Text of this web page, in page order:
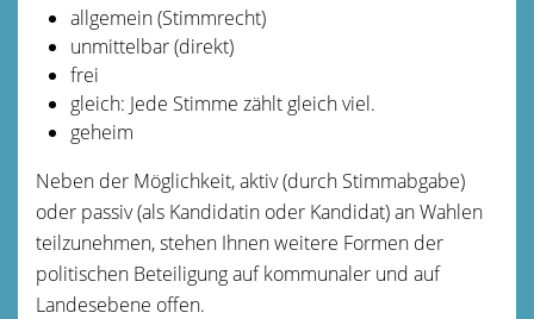
allgemein (Stimmrecht)
unmittelbar (direkt)
frei
gleich: Jede Stimme zählt gleich viel.
geheim
Neben der Möglichkeit, aktiv (durch Stimmabgabe)
oder passiv (als Kandidatin oder Kandidat) an Wahlen
teilzunehmen, stehen Ihnen weitere Formen der
politischen Beteiligung auf kommunaler und auf
Landesebene offen.